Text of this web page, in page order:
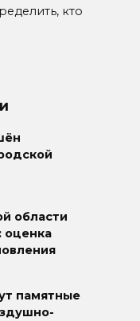
кто
области
оценка
памятные